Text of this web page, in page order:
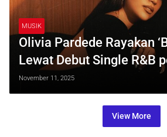
MUSIK
Olivia Pardede Rayakan
Lewat Debut Single R&B
Berjudul “High”
November 11, 2025
View More